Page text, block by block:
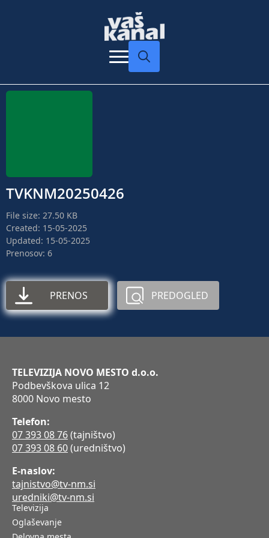
TVKNM20250426
File size: 27.50 KB
Created: 15-05-2025
Updated: 15-05-2025
Prenosov: 6
PRENOS PREDOGLED
TELEVIZIJA NOVO MESTO d.o.o.
Podbevškova ulica 12
8000 Novo mesto
Telefon:
07 393 08 76(tajništvo)
07 393 08 60(uredništvo)
E-naslov:
tajnistvo@tv-nm.si
uredniki@tv-nm.si
Televizija
Oglaševanje